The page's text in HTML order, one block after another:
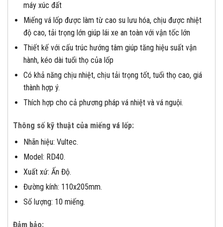
máy xúc đất
Miếng vá lốp được làm từ cao su lưu hóa, chịu được nhiệt
độ cao, tải trọng lớn giúp lái xe an toàn với vận tốc lớn
Thiết kế với cấu trúc hướng tâm giúp tăng hiệu suất vận
hành, kéo dài tuổi thọ của lốp
Có khả năng chịu nhiệt, chịu tải trọng tốt, tuổi thọ cao, giá
thành hợp ý.
Thích hợp cho cả phương pháp vá nhiệt và vá nguội.
Thông số kỹ thuật của miếng vá lốp:
Nhãn hiệu: Vultec.
Model: RD40.
Xuất xứ: Ấn Độ.
Đường kính: 110x205mm.
Số lượng: 10 miếng.
Đảm bảo: